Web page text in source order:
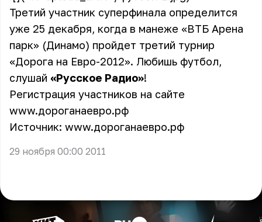
Третий участник суперфинала определится
уже 25 декабря, когда в манеже «ВТБ Арена
парк» (Динамо) пройдет третий турнир
«Дорога на Евро-2012». Любишь футбол,
слушай «Русское Радио»!
Регистрация участников на сайте
www.дороганаевро.рф
Источник: www.дороганаевро.рф
29 ноября 00:00 2011